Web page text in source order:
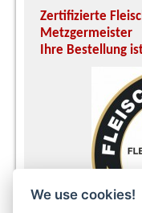
We use cookies!
Zertifizierte
Metzgermeister
Ihre Bestellung